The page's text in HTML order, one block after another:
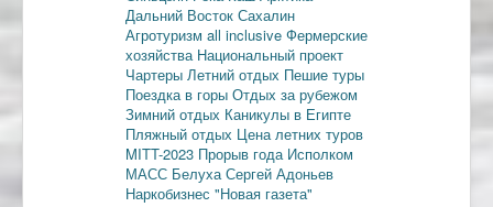
Дальний Восток Сахалин
Агротуризм all inclusive Фермерские
хозяйства Национальный проект
Чартеры Летний отдых Пешие туры
Поездка в горы Отдых за рубежом
Зимний отдых Каникулы в Египте
Пляжный отдых Цена летних туров
MITT-2023 Прорыв года Исполком
МАСС Белуха Сергей Адоньев
Наркобизнес "Новая газета"